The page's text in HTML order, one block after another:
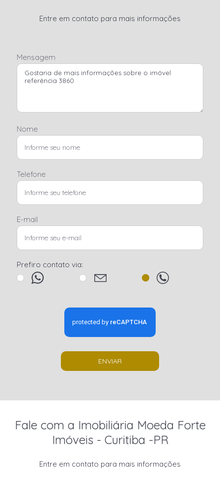
Entre em contato para mais informações
Mensagem
Nome
Telefone
E-mail
Prefiro contato via:
ENVIAR
Fale com a Imobiliária Moeda Forte
Imóveis - Curitiba -PR
Entre em contato para mais informações